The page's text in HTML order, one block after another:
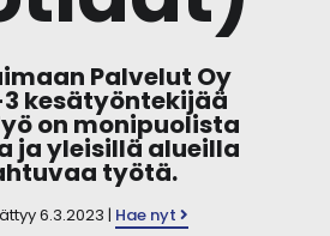
Palvelut Oy
kesätyöntekijää
on monipuolista
ja yleisillä alueilla
työtä.
6.3.2023 | Hae nyt